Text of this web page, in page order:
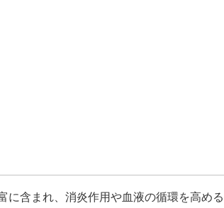
に含まれ、消炎作用や血液の循環を高める